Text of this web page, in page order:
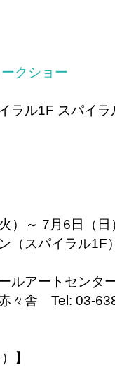
クショー
ラル1F スパイ
）～ 7月6日（
（スパイラル1F
ルアートセンタ
々舎 Tel: 03-
】